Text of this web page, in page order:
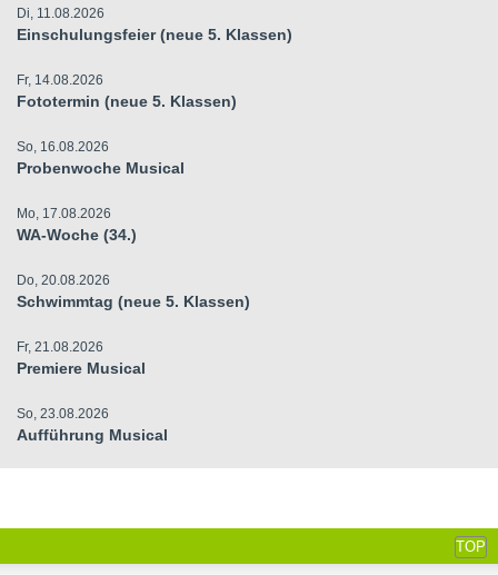
Di, 11.08.2026
Einschulungsfeier (neue 5. Klassen)
Fr, 14.08.2026
Fototermin (neue 5. Klassen)
So, 16.08.2026
Probenwoche Musical
Mo, 17.08.2026
WA-Woche (34.)
Do, 20.08.2026
Schwimmtag (neue 5. Klassen)
Fr, 21.08.2026
Premiere Musical
So, 23.08.2026
Aufführung Musical
TOP